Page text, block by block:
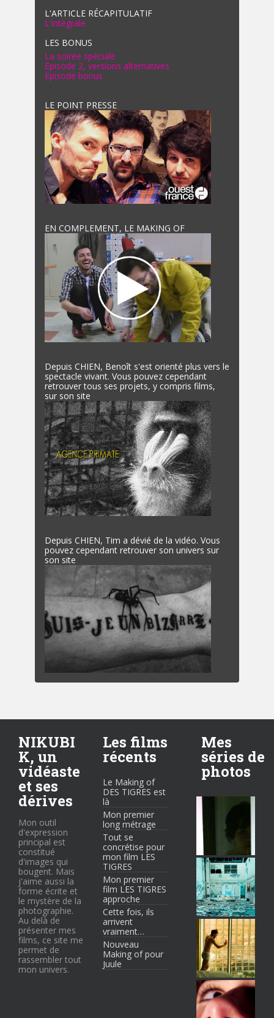
L'ARTICLE RÉCAPITULATIF
L'intégrale
LES BONUS
La soirée spéciale
Episode 2, versions alternatives
Episode bonus
LE POINT PRESSE
EN COMPLEMENT, LE MAKING OF
Depuis CHIEN, Benoît s'est orienté plus vers le
spectacle vivant. Vous pouvez cependant
retrouver tous ses projets, y compris films,
sur son site
Depuis CHIEN, Tim a dévié de la vidéo. Vous
pouvez cependant retrouver son univers sur
son site
NIKUBI
K, un
vidéaste
et ses
dérives
Mon outil
d'expression
principal est
constitué
d'images qui
bougent. Mais
j'aime aussi la
forme écrite et
le mystère de la
photographie.
Au delà de
présenter mes
films, ce site me
permet de
rassembler tout
mon univers.
Les films
récents
Le Making of
DES TIGRES est
là
Mon premier
long métrage
Tout se
concrétise pour
mon film LES
TIGRES
Mon premier
film LES TIGRES
approche
Cette fois, ils
arrivent
vraiment…
Nouveau
Making of pour
Juule
Mes
séries de
photos